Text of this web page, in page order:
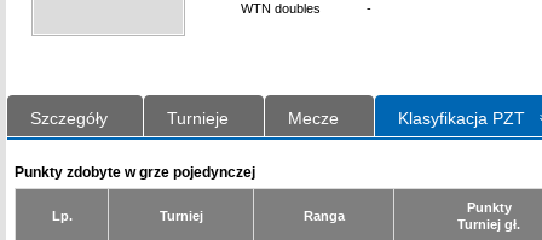
WTN doubles
-
Szczegóły Turnieje Mecze Klasyfikacja PZT
Punkty zdobyte w grze pojedynczej
Lp. Turniej Ranga
Punkty
Turniej gł.